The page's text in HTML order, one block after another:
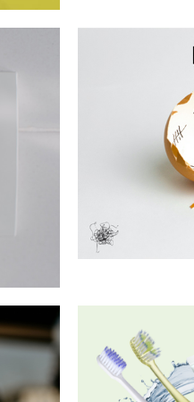
GUM®
|